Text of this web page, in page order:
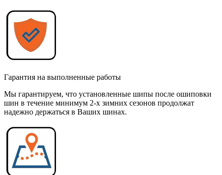
Гарантия на выполненные работы
Мы гарантируем, что установленные шипы после ошиповки
шин в течение минимум 2-х зимних сезонов продолжат
надежно держаться в Ваших шинах.